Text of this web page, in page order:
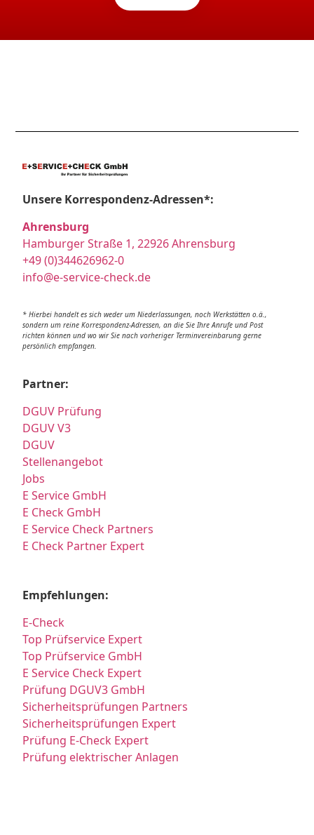
Unsere Korrespondenz-Adressen*:
Ahrensburg
Hamburger Straße 1, 22926 Ahrensburg
+49 (0)344626962-0
info@e-service-check.de
* Hierbei handelt es sich weder um Niederlassungen, noch Werkstätten o.ä.,
sondern um reine Korrespondenz-Adressen, an die Sie Ihre Anrufe und Post
richten können und wo wir Sie nach vorheriger Terminvereinbarung gerne
persönlich empfangen.
Partner:
DGUV Prüfung
DGUV V3
DGUV
Stellenangebot
Jobs
E Service GmbH
E Check GmbH
E Service Check Partners
E Check Partner Expert
Empfehlungen:
E-Check
Top Prüfservice Expert
Top Prüfservice GmbH
E Service Check Expert
Prüfung DGUV3 GmbH
Sicherheitsprüfungen Partners
Sicherheitsprüfungen Expert
Prüfung E-Check Expert
Prüfung elektrischer Anlagen